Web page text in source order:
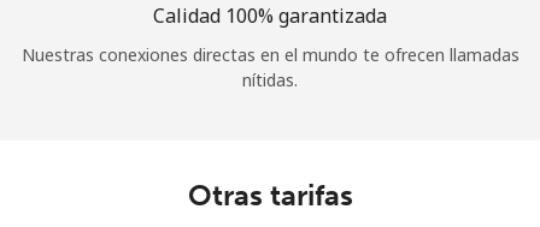
Calidad 100% garantizada
Nuestras conexiones directas en el mundo te ofrecen llamadas
nítidas.
Otras tarifas